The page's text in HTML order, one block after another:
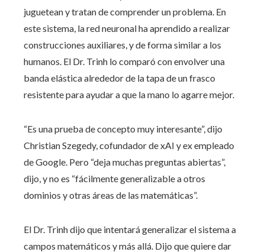
juguetean y tratan de comprender un problema. En
este sistema, la red neuronal ha aprendido a realizar
construcciones auxiliares, y de forma similar a los
humanos. El Dr. Trinh lo comparó con envolver una
banda elástica alrededor de la tapa de un frasco
resistente para ayudar a que la mano lo agarre mejor.
“Es una prueba de concepto muy interesante”, dijo
Christian Szegedy, cofundador de xAI y ex empleado
de Google. Pero “deja muchas preguntas abiertas”,
dijo, y no es “fácilmente generalizable a otros
dominios y otras áreas de las matemáticas”.
El Dr. Trinh dijo que intentará generalizar el sistema a
campos matemáticos y más allá. Dijo que quiere dar